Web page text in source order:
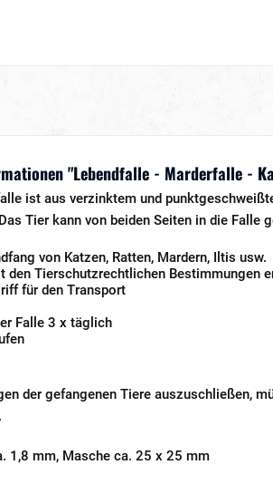
"Lebendfalle - Marderfalle -
ist aus verzinktem und
Tier kann von beiden Seiten in die Falle
von Katzen, Ratten, Mardern, Iltis usw.
den Tierschutzrechtlichen Bestimmungen
für den Transport
Falle 3 x täglich
der gefangenen Tiere auszuschließen,
1,8 mm, Masche ca. 25 x 25 mm